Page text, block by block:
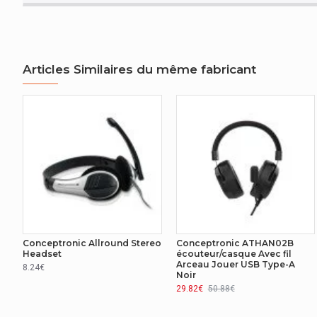
Casier principal (externe) par palette
AUTRES CARACTÉRISTIQUES
DISPOSITIF D'ENTRÉE
Utilisation recommandée
EMBALLAGE
Largeur de l'emballage
Articles Similaires du même fabricant
Conceptronic Allround Stereo
Headset
8.24€
Conceptronic ATHAN02B
écouteur/casque Avec fil
Arceau Jouer USB Type-A
Noir
29.82€ 50.88€